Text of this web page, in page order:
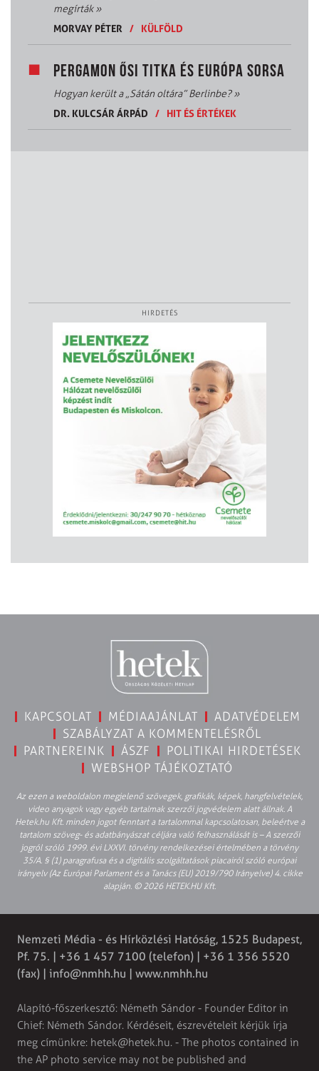
megírták»
MORVAY PÉTER
/ KÜLFÖLD
PERGAMON ŐSI TITKA ÉS EURÓPA SORSA
Hogyan került a „Sátán oltára” Berlinbe?»
DR. KULCSÁR ÁRPÁD
/ HIT ÉS ÉRTÉKEK
HIRDETÉS
KAPCSOLAT MÉDIAAJÁNLAT
ADATVÉDELEM
SZABÁLYZAT A KOMMENTELÉSRŐL
PARTNEREINK
ÁSZF
POLITIKAI HIRDETÉSEK
WEBSHOP TÁJÉKOZTATÓ
Az ezen a weboldalon megjelenő szövegek, grafikák, képek, hangfelvételek,
video anyagok vagy egyéb tartalmak szerzői jogvédelem alatt állnak. A
Hetek.hu Kft. minden jogot fenntart a tartalommal kapcsolatosan, beleértve a
tartalom szöveg- és adatbányászat céljára való felhasználását is – A szerzői
jogról szóló 1999. évi LXXVI. törvény rendelkezései értelmében a törvény
35/A. § (1) paragrafusa és a digitális szolgáltatások piacairól szóló európai
irányelv (Az Európai Parlament és a Tanács (EU) 2019/790 Irányelve) 4. cikke
alapján. © 2026 HETEK.HU Kft.
Nemzeti Média - és Hírközlési Hatóság, 1525 Budapest,
Pf. 75. | +36 1 457 7100 (telefon) | +36 1 356 5520
(fax) | info@nmhh.hu | www.nmhh.hu
Alapító-főszerkesztő: Németh Sándor - Founder Editor in
Chief: Németh Sándor. Kérdéseit, észrevételeit kérjük írja
meg címünkre: hetek@hetek.hu. - The photos contained in
the AP photo service may not be published and